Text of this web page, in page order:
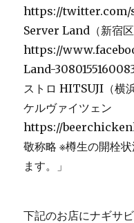
下記のお店にナギサ